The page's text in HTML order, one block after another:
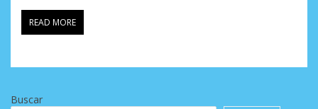
READ MORE
Buscar